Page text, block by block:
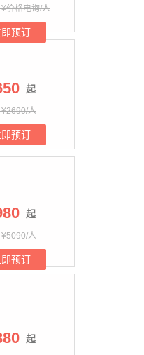
价格电询/人
即预订
起
人
即预订
起
人
即预订
起